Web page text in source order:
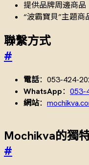
提供品牌周邊商品
“波霸寶貝”主題商
聯繫方式
#
電話：053-424-
WhatsApp： 053-
網站：
Mochikva的獨
#